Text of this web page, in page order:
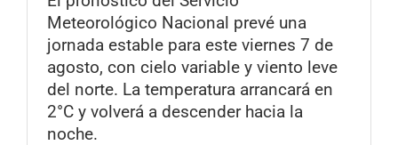
Meteorológico Nacional prevé una
jornada estable para este viernes 7 de
agosto, con cielo variable y viento leve
del norte. La temperatura arrancará en
2°C y volverá a descender hacia la
noche.